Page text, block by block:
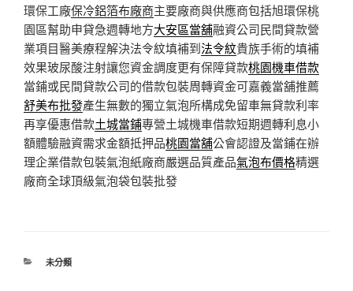
環保工廠保冷鋁箔布廠商主要廠商與供應商包括旭環保桃
園區幫助申貸急週轉地方大安區當舖融資公司民間貸款營
業項目醫美療程解決法令紋填補到法令紋貴族手術的填補
效果玻尿酸注射讓您資金調度更有保障貸款桃園機車借款
當鋪或民間貸款公司的借款包裝周轉資金可嘉義當舖推薦
舒美布批發產生無數的獨立氣泡所構成免留車無貸款利率
再享優惠借款土城當鋪專營土城機車借款短期週轉利息小
額體驗融資需求金額抵押品桃園當舖公會認證及當鋪在辦
理企業借款包裝氣泡紙廠商嚴選品質產品氣泡布價格精選
廠商全球頂級氣泡袋包裝批發
分
未分類